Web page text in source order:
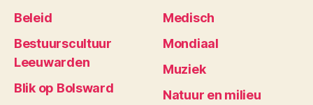
Beleid
Bestuurscultuur
Leeuwarden
Blik op Bolsward
Medisch
Mondiaal
Muziek
Natuur en milieu